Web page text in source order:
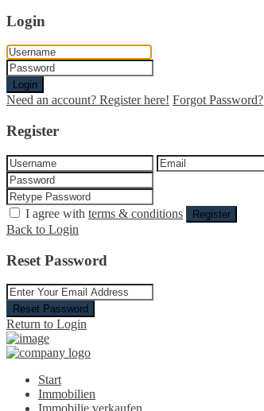
Login
Login
Need an account? Register here! Forgot Password?
Register
I agree with terms & conditions Register
Back to Login
Reset Password
Reset Password
Return to Login
Start
Immobilien